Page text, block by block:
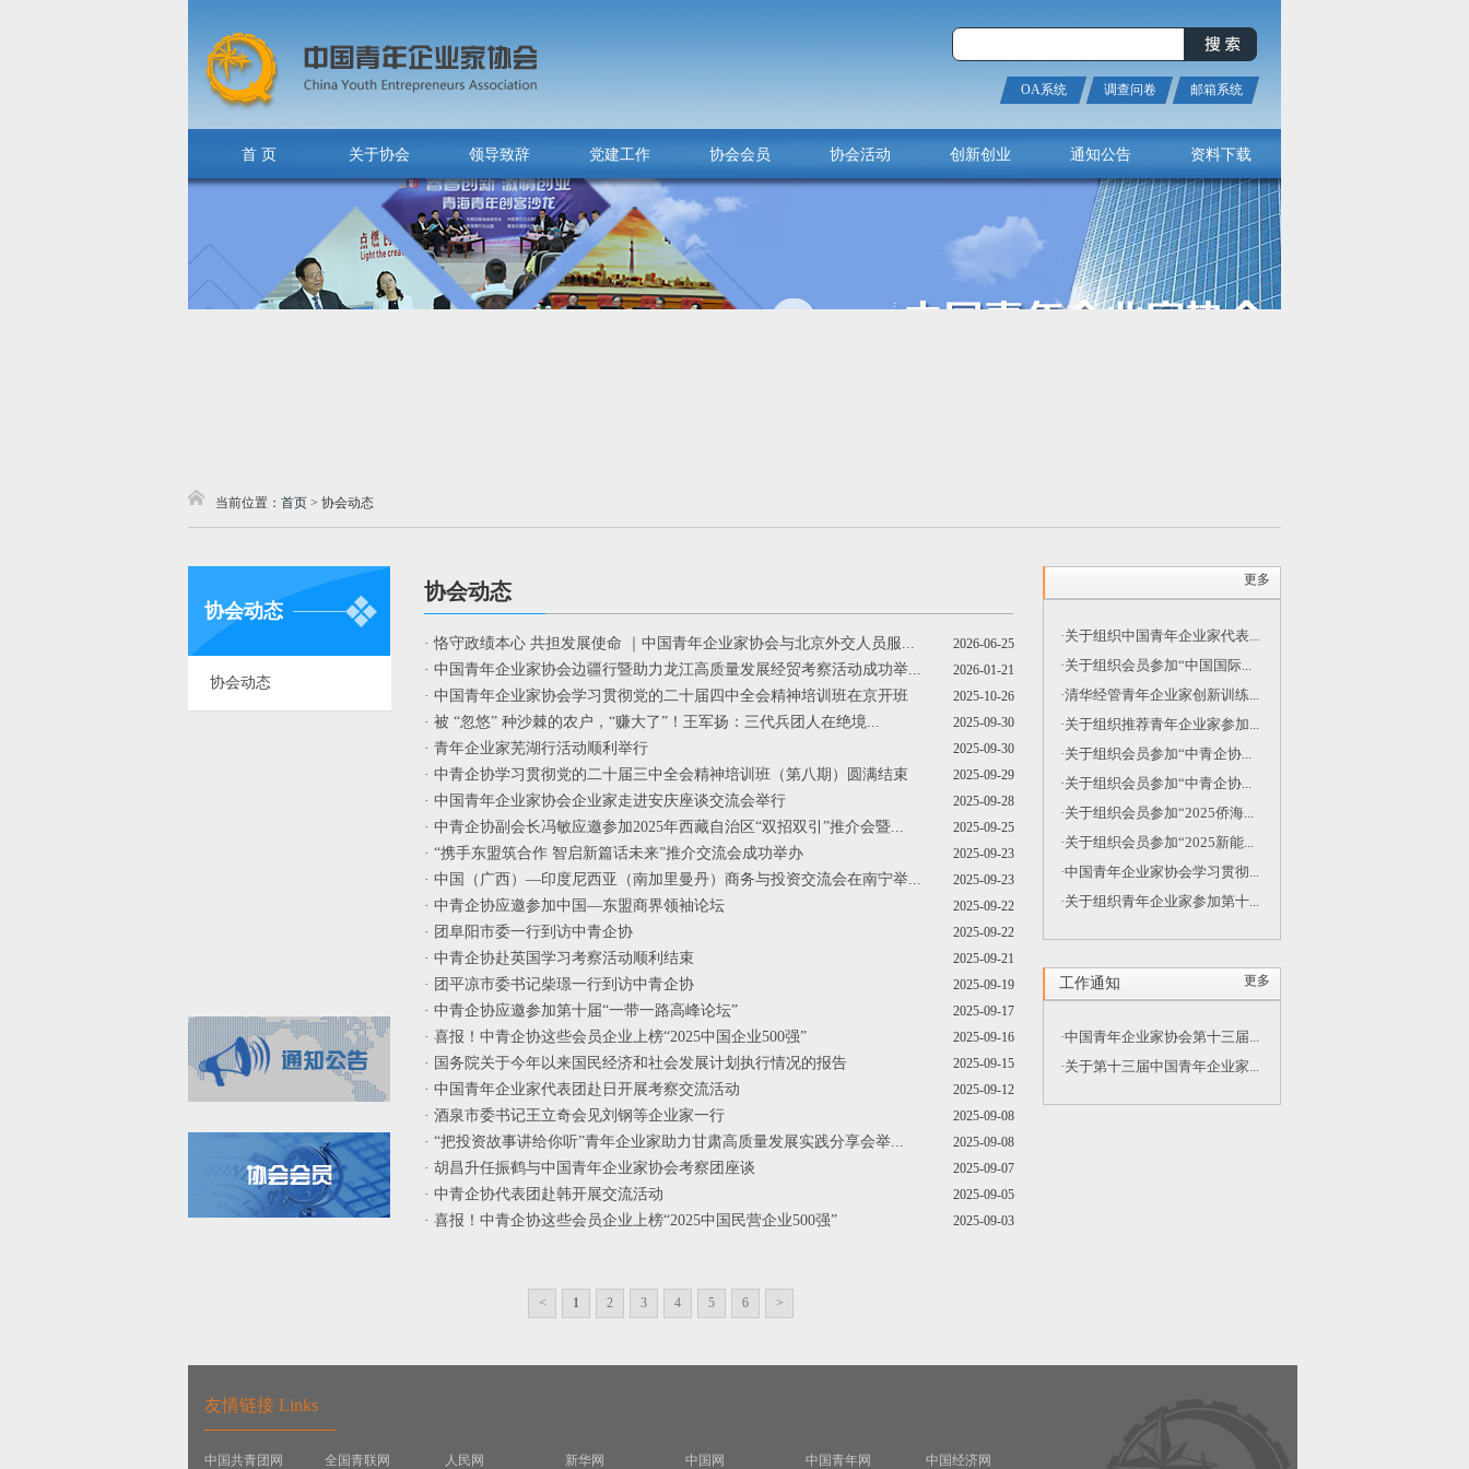
OA系统 调查问卷 邮箱系统
首 页 关于协会 领导致辞 党建工作 协会会员 协会活动 创新创业 通知公告 资料下载
当前位置： 首页 > 协会动态
协会动态
协会动态
协会动态
· 恪守政绩本心 共担发展使命 ｜中国青年企业家协会与北京外交人员服... 2026-06-25
· 中国青年企业家协会边疆行暨助力龙江高质量发展经贸考察活动成功举... 2026-01-21
· 中国青年企业家协会学习贯彻党的二十届四中全会精神培训班在京开班 2025-10-26
· 被 “忽悠” 种沙棘的农户，“赚大了”！王军扬：三代兵团人在绝境... 2025-09-30
· 青年企业家芜湖行活动顺利举行 2025-09-30
· 中青企协学习贯彻党的二十届三中全会精神培训班（第八期）圆满结束 2025-09-29
· 中国青年企业家协会企业家走进安庆座谈交流会举行 2025-09-28
· 中青企协副会长冯敏应邀参加2025年西藏自治区“双招双引”推介会暨... 2025-09-25
· “携手东盟筑合作 智启新篇话未来”推介交流会成功举办 2025-09-23
· 中国（广西）—印度尼西亚（南加里曼丹）商务与投资交流会在南宁举... 2025-09-23
· 中青企协应邀参加中国—东盟商界领袖论坛 2025-09-22
· 团阜阳市委一行到访中青企协 2025-09-22
· 中青企协赴英国学习考察活动顺利结束 2025-09-21
· 团平凉市委书记柴璟一行到访中青企协 2025-09-19
· 中青企协应邀参加第十届“一带一路高峰论坛” 2025-09-17
· 喜报！中青企协这些会员企业上榜“2025中国企业500强” 2025-09-16
· 国务院关于今年以来国民经济和社会发展计划执行情况的报告 2025-09-15
· 中国青年企业家代表团赴日开展考察交流活动 2025-09-12
· 酒泉市委书记王立奇会见刘钢等企业家一行 2025-09-08
· “把投资故事讲给你听”青年企业家助力甘肃高质量发展实践分享会举... 2025-09-08
· 胡昌升任振鹤与中国青年企业家协会考察团座谈 2025-09-07
· 中青企协代表团赴韩开展交流活动 2025-09-05
· 喜报！中青企协这些会员企业上榜“2025中国民营企业500强” 2025-09-03
< 1 2 3 4 5 6 >
更多
·关于组织中国青年企业家代表...
·关于组织会员参加“中国国际...
·清华经管青年企业家创新训练...
·关于组织推荐青年企业家参加...
·关于组织会员参加“中青企协...
·关于组织会员参加“中青企协...
·关于组织会员参加“2025侨海...
·关于组织会员参加“2025新能...
·中国青年企业家协会学习贯彻...
·关于组织青年企业家参加第十...
工作通知 更多
·中国青年企业家协会第十三届...
·关于第十三届中国青年企业家...
友情链接 Links
中国共青团网 全国青联网 人民网 新华网 中国网 中国青年网 中国经济网